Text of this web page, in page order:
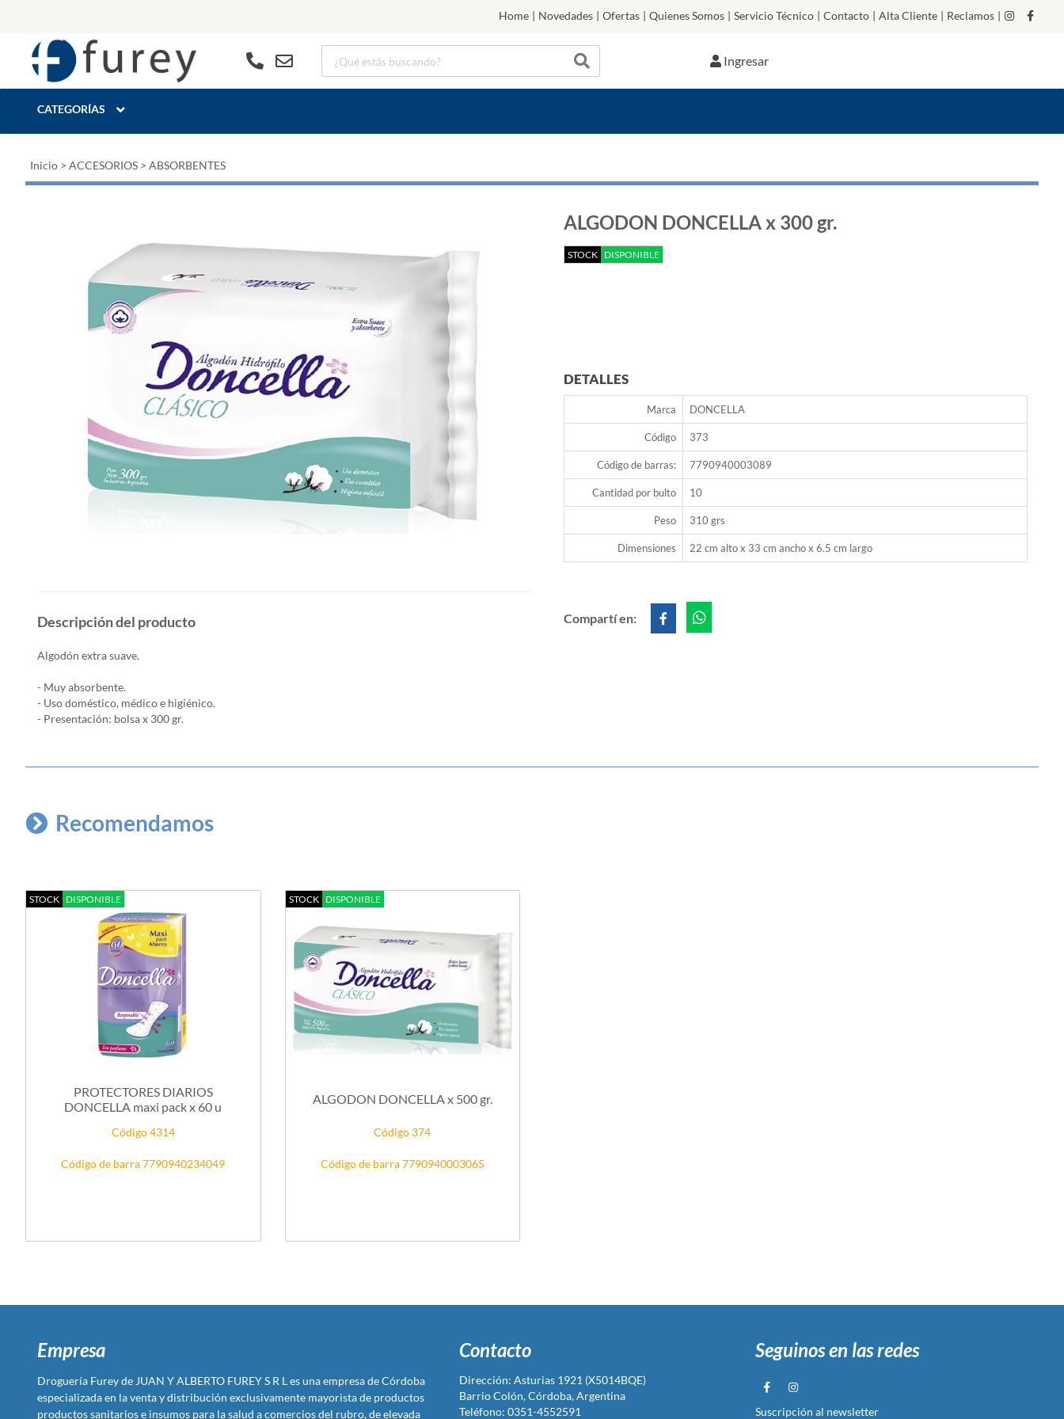
Home | Novedades | Ofertas | Quienes Somos | Servicio Técnico | Contacto | Alta Cliente | Reclamos |
Ingresar
CATEGORÍAS
Inicio > ACCESORIOS > ABSORBENTES
ALGODON DONCELLA x 300 gr.
STOCK DISPONIBLE
DETALLES
Marca DONCELLA
Código 373
Código de barras: 7790940003089
Cantidad por bulto 10
Peso 310 grs
Dimensiones 22 cm alto x 33 cm ancho x 6.5 cm largo
Compartí en:
Descripción del producto
Algodón extra suave.
- Muy absorbente.
- Uso doméstico, médico e higiénico.
- Presentación: bolsa x 300 gr.
Recomendamos
STOCK DISPONIBLE
PROTECTORES DIARIOS
DONCELLA maxi pack x 60 u
Código 4314
Código de barra 7790940234049
STOCK DISPONIBLE
ALGODON DONCELLA x 500 gr.
Código 374
Código de barra 7790940003065
Empresa
Droguería Furey de JUAN Y ALBERTO FUREY S R L es una empresa de Córdoba
especializada en la venta y distribución exclusivamente mayorista de productos
productos sanitarios e insumos para la salud a comercios del rubro, de elevada
Contacto
Dirección: Asturias 1921 (X5014BQE)
Barrio Colón, Córdoba, Argentina
Teléfono: 0351-4552591
Seguinos en las redes
Suscripción al newsletter